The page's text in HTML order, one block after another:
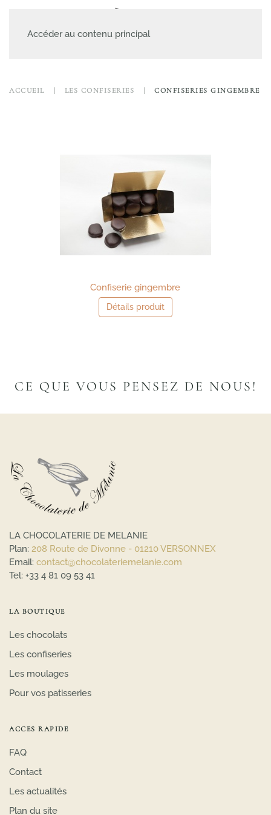
Accéder au contenu principal
ACCUEIL LES CONFISERIES CONFISERIES GINGEMBRE
Confiserie gingembre
Détails produit
CE QUE VOUS PENSEZ DE NOUS!
LA CHOCOLATERIE DE MELANIE
Plan: 208 Route de Divonne - 01210 VERSONNEX
Email: contact@chocolateriemelanie.com
Tel: +33 4 81 09 53 41
LA BOUTIQUE
Les chocolats
Les confiseries
Les moulages
Pour vos patisseries
ACCES RAPIDE
FAQ
Contact
Les actualités
Plan du site